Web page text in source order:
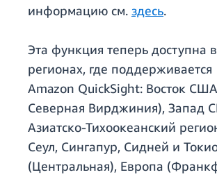
информацию см. здесь.
Эта функция теперь доступна
регионах, где поддерживается
Amazon QuickSight: Восток
Северная Вирджиния), Запад
Азиатско-Тихоокеанский
Сеул, Сингапур, Сидней и
(Центральная), Европа